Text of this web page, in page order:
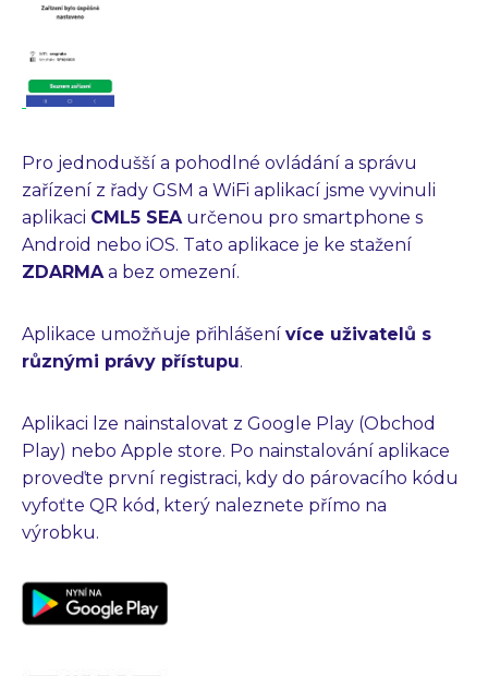
Pro jednodušší a pohodlné ovládání a správu
zařízení z řady GSM a WiFi aplikací jsme vyvinuli
aplikaci CML5 SEAurčenou pro smartphone s
Android nebo iOS. Tato aplikace je ke stažení
ZDARMAa bez omezení.
Aplikace umožňuje přihlášení více uživatelů s
různými právy přístupu.
Aplikaci lze nainstalovat z Google Play (Obchod
Play) nebo Apple store. Po nainstalování aplikace
proveďte první registraci, kdy do párovacího kódu
vyfoťte QR kód, který naleznete přímo na
výrobku.